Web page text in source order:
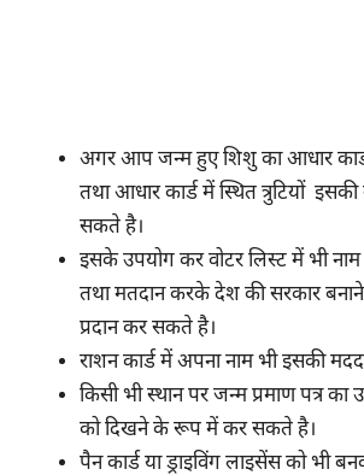
अगर आप जन्म हुए शिशु का आधार
तथा आधार कार्ड में स्थित त्रुटियों
सकते है।
इसके उपयोग कर वोटर लिस्ट में भी
तथा मतदान करके देश की सरकार
प्रदान कर सकते है।
राशन कार्ड में अपना नाम भी इसकी
किसी भी स्थान पर जन्म प्रमाण पत्र
को दिखने के रूप में कर सकते है।
पैन कार्ड या ड्राइविंग लाइसेंस को भी